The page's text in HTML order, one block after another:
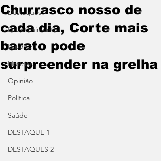
Destaques
Entretenimento
Esporte
Notícias
Opinião
Política
Saúde
DESTAQUE 1
DESTAQUES 2
Churrasco nosso de
cada dia, Corte mais
barato pode
surpreender na grelha